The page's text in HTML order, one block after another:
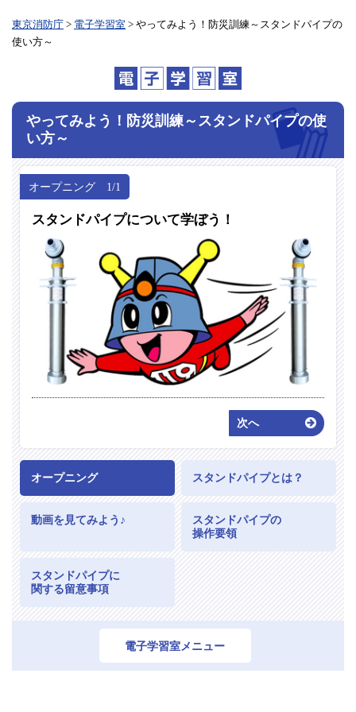
東京消防庁 > 電子学習室 > やってみよう！防災訓練～スタンドパイプの
使い方～
やってみよう！防災訓練～スタンドパイプの使
い方～
オープニング 1/1
スタンドパイプについて学ぼう！
次へ
オープニング スタンドパイプとは？
動画を見てみよう♪
スタンドパイプの
操作要領
スタンドパイプに
関する留意事項
電子学習室メニュー